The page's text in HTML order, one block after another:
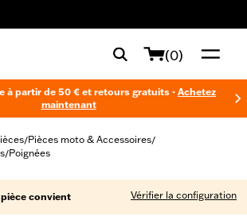
(0)
à partir de 50 € et retours gratuits - Achetez
maintenant
/Pièces moto & Accessoires/
/Poignées
convient Vérifier la configuration